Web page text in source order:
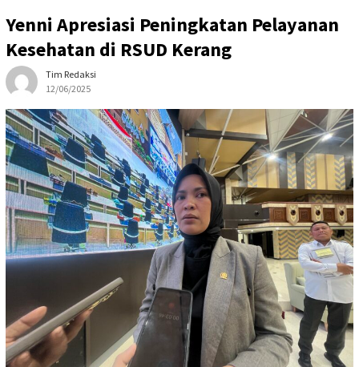
Yenni Apresiasi Peningkatan Pelayanan
Kesehatan di RSUD Kerang
Tim Redaksi
12/06/2025